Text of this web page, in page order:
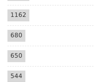
1162
680
650
544